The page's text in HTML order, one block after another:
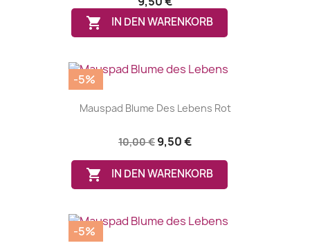
 IN DEN WARENKORB
Mauspad Blume Des Lebens Rot
10,00 € 9,50 €
 IN DEN WARENKORB
-5%
-5%